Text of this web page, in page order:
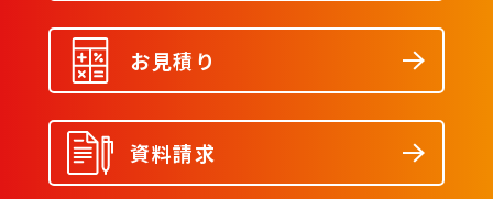
お見積り
資料請求